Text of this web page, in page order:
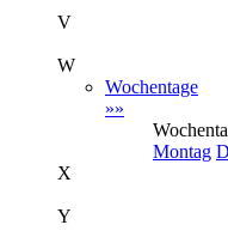
V
W
Wochentage
»»
Montag
X
Y